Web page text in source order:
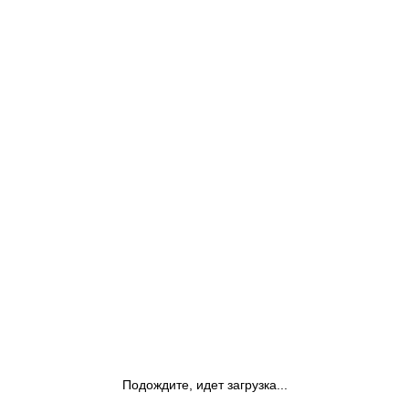
Подождите, идет загрузка...